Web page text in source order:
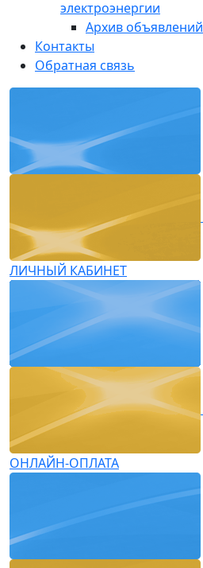
электроэнергии
Архив объявлений
Контакты
Обратная связь
ЛИЧНЫЙ КАБИНЕТ
ОНЛАЙН-ОПЛАТА